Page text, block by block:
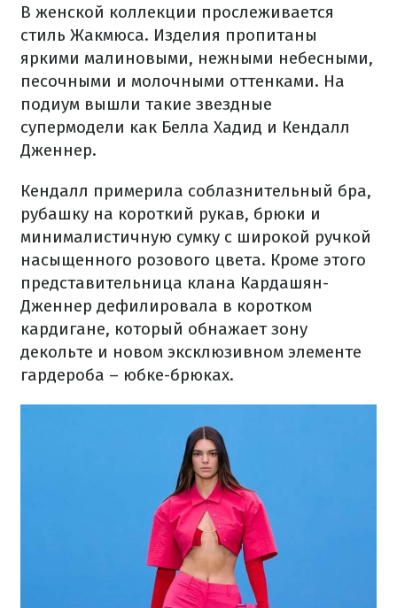
В женской коллекции прослеживается
стиль Жакмюса. Изделия пропитаны
яркими малиновыми, нежными небесными,
песочными и молочными оттенками. На
подиум вышли такие звездные
супермодели как Белла Хадид и Кендалл
Дженнер.
Кендалл примерила соблазнительный бра,
рубашку на короткий рукав, брюки и
минималистичную сумку с широкой ручкой
насыщенного розового цвета. Кроме этого
представительница клана Кардашян-
Дженнер дефилировала в коротком
кардигане, который обнажает зону
декольте и новом эксклюзивном элементе
гардероба – юбке-брюках.